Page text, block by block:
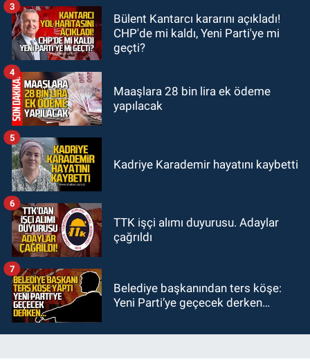
22:33Zonguldak TSO önemli
etkinliğe ev sahipliği yaptı
Bülent Kantarcı kararını açıkladı!
CHP'de mi kaldı, Yeni Parti'ye mi
geçti?
3
Maaşlara 28 bin lira ek ödeme
yapılacak
4
Kadriye Karademir hayatını kaybetti
5
TTK işçi alımı duyurusu. Adaylar
çağrıldı
6
Belediye başkanından ters köşe:
Yeni Parti’ye geçecek derken…
7